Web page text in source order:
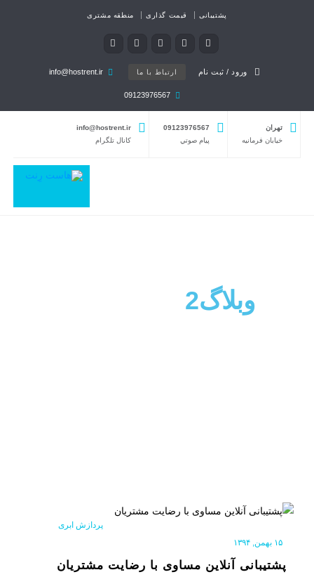
پشتیبانی قیمت گذاری منطقه مشتری
ورود / ثبت نام ارتباط با ما info@hostrent.ir
09123976567
تهران
خیابان فرمانيه
09123976567
پيام صوتي
info@hostrent.ir
كانال تلگرام
وبلاگ2
پردازش ابری|
۱۵ بهمن, ۱۳۹۴
پشتیبانی آنلاین مساوی با رضایت مشتریان